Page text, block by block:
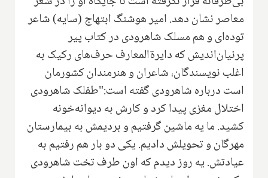
معاصر نشان دهد. امیر هوشنگ ابتهاج (سایه) شاعر
توده‌ای و هم مسلک شاهرودی در کتاب پیر
پرنیان‌اندیش که دایرة‌المعارف حرف‌های رکیک به
اغلب نویسندگان، شاعران و هنرمندان کشورمان
است درباره شاهرودی گفته است:"طفلک شاهرودی
اختلال مغزی پیدا کرد و کارش به دیوانه‌خونه
کشید. ما یه ماشین گرفتیم و بردیمش به بیمارستان
مهرگان و تحویلش دادیم. یکی دو بار هم رفتیم به
عیادتش. یه روز دیدم که اون طرف تخت شاهرودی